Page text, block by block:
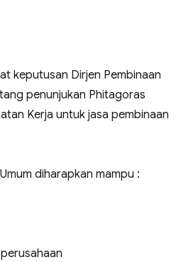
keputusan Dirjen Pembinaan
penunjukan Phitagoras
Kerja untuk jasa pembinaan
diharapkan mampu :